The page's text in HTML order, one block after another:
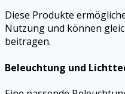
Diese Produkte
Nutzung und können
beitragen.
Beleuchtung und